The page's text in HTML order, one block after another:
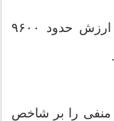
همچنین ۴۶۷ هزار فقره معامله به ارزش حدود ۹۶۰۰
منفی را بر شاخص